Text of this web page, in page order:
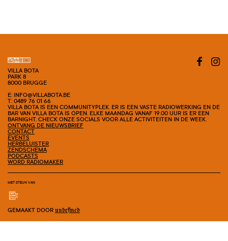
VILLA BOTA
PARK 8
8000 BRUGGE
E: INFO@VILLABOTA.BE
T: 0489 76 01 66
VILLA BOTA IS EEN COMMUNITYPLEK. ER IS EEN VASTE RADIOWERKING EN DE
BAR VAN VILLA BOTA IS OPEN. ELKE MAANDAG VANAF 19.00 UUR IS ER EEN
BARNIGHT. CHECK ONZE SOCIALS VOOR ALLE ACTIVITEITEN IN DE WEEK.
ONTVANG DE NIEUWSBRIEF
CONTACT
EVENTS
HERBELUISTER
ZENDSCHEMA
PODCASTS
WORD RADIOMAKER
MET STEUN VAN
GEMAAKT DOOR undefined